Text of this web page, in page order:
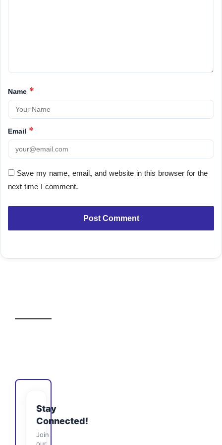
Name *
Email *
Save my name, email, and website in this browser for the
next time I comment.
Stay
Connected!
Join
our